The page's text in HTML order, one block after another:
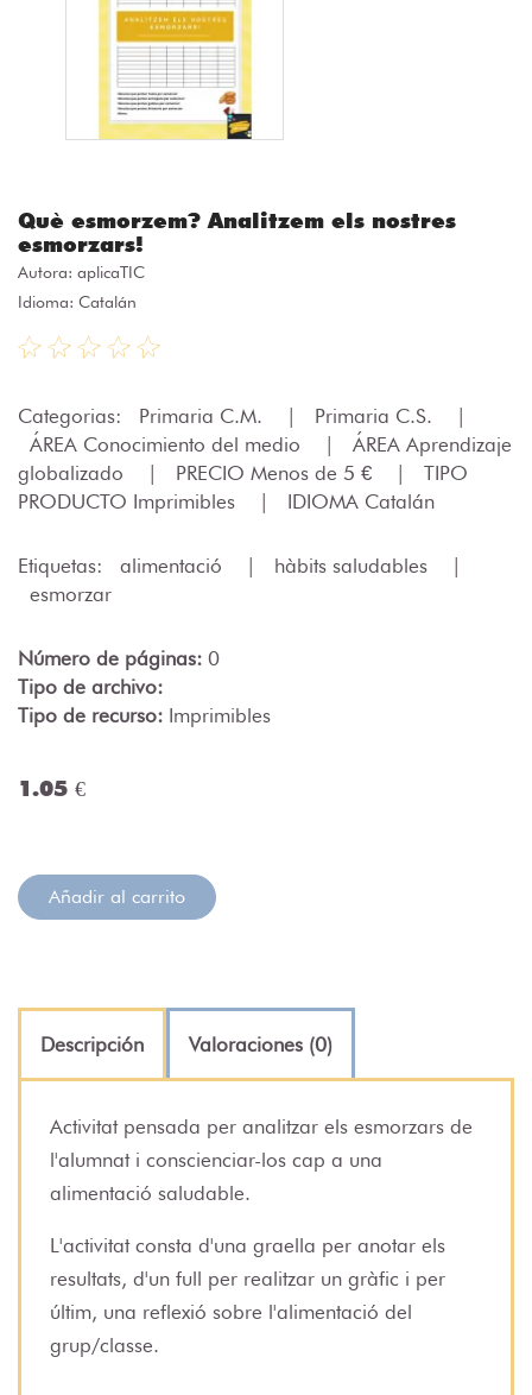
Què esmorzem? Analitzem els nostres
esmorzars!
Autora: aplicaTIC
Idioma: Catalán
Categorias: Primaria C.M. Primaria C.S.
ÁREA Conocimiento del medio
ÁREA Aprendizaje
globalizado
PRECIO Menos de 5 €
TIPO
PRODUCTO Imprimibles
IDIOMA Catalán
Etiquetas: alimentació hàbits saludables
esmorzar
Número de páginas: 0
Tipo de archivo:
Tipo de recurso: Imprimibles
1.05 €
Añadir al carrito
Descripción Valoraciones (0)
Activitat pensada per analitzar els esmorzars de
l'alumnat i conscienciar-los cap a una
alimentació saludable.
L'activitat consta d'una graella per anotar els
resultats, d'un full per realitzar un gràfic i per
últim, una reflexió sobre l'alimentació del
grup/classe.